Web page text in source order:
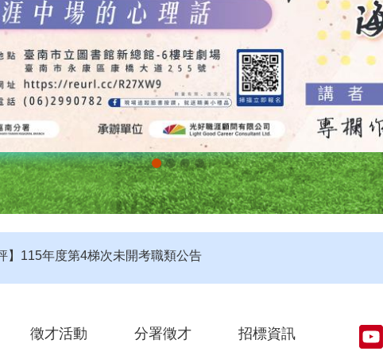
】115年度第4梯次未開考職類公告
】115年第4梯次即測即評及發證受理報名職類及期程說明
徵才活動 分署徵才 招標資訊